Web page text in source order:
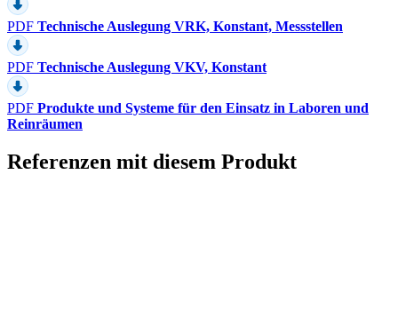
PDF Technische Auslegung VRK, Konstant, Messstellen
PDF Technische Auslegung VKV, Konstant
PDF Produkte und Systeme für den Einsatz in Laboren und
Reinräumen
Referenzen mit diesem Produkt